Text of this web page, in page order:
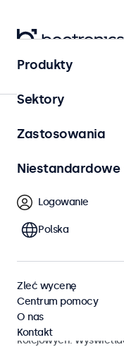
Strona główna
Monitory
Monitory i ekrany
EN 50155 oraz EN
kolejowych.
Produkty
Sektory
Zastosowania
Niestandardowe
Logowanie
Polska
Zleć wycenę
Centrum pomocy
O nas
Kontakt